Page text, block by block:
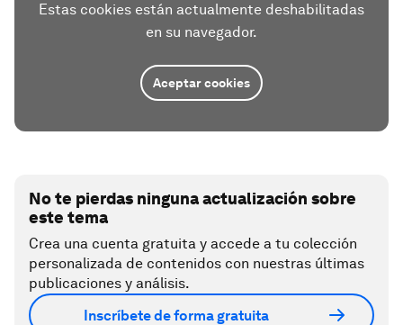
Estas cookies están actualmente deshabilitadas
en su navegador.
Aceptar cookies
No te pierdas ninguna actualización sobre
este tema
Crea una cuenta gratuita y accede a tu colección
personalizada de contenidos con nuestras últimas
publicaciones y análisis.
Inscríbete de forma gratuita